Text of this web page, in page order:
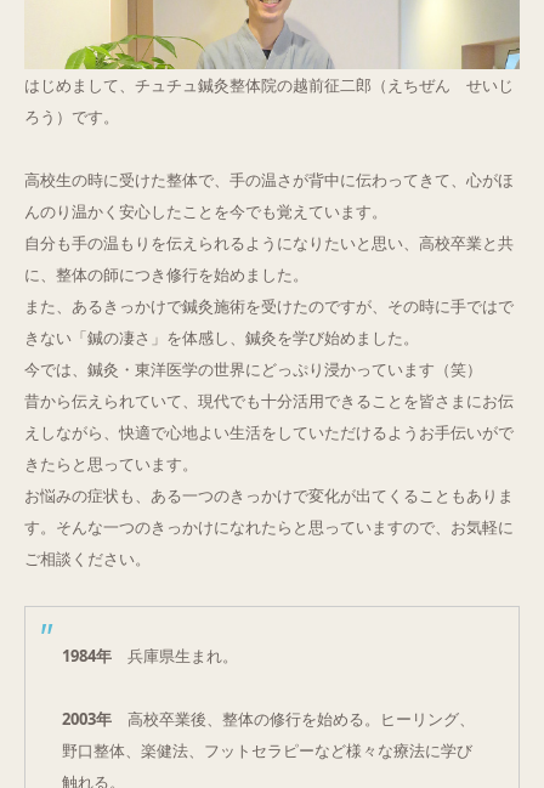
はじめまして、チュチュ鍼灸整体院の越前征二郎（えちぜん せいじ
ろう）です。
高校生の時に受けた整体で、手の温さが背中に伝わってきて、心がほ
んのり温かく安心したことを今でも覚えています。
自分も手の温もりを伝えられるようになりたいと思い、高校卒業と共
に、整体の師につき修行を始めました。
また、あるきっかけで鍼灸施術を受けたのですが、その時に手ではで
きない「鍼の凄さ」を体感し、鍼灸を学び始めました。
今では、鍼灸・東洋医学の世界にどっぷり浸かっています（笑）
昔から伝えられていて、現代でも十分活用できることを皆さまにお伝
えしながら、快適で心地よい生活をしていただけるようお手伝いがで
きたらと思っています。
お悩みの症状も、ある一つのきっかけで変化が出てくることもありま
す。そんな一つのきっかけになれたらと思っていますので、お気軽に
ご相談ください。
1984年 兵庫県生まれ。
2003年 高校卒業後、整体の修行を始める。ヒーリング、
野口整体、楽健法、フットセラピーなど様々な療法に学び
触れる。